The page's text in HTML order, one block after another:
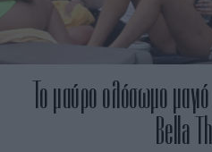
Το μαύρο ολόσωμο
Bella